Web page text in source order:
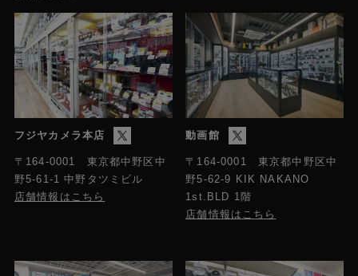
フジヤカメラ本店
〒164-0001 東京都中野区中
野5-61-1 中野タツミビル
店舗情報はこちら
動画館
〒164-0001 東京都中野区中
野5-62-9 KIK NAKANO
1st.BLD 1階
店舗情報はこちら